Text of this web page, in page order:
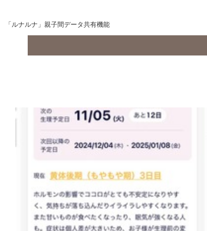
「ルナルナ」親子間データ共有機能